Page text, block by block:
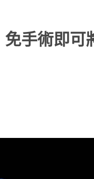
手術即可